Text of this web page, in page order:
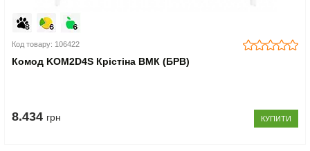
Код товару: 106422
Комод KOM2D4S Крістіна ВМК (БРВ)
8.434 грн КУПИТИ